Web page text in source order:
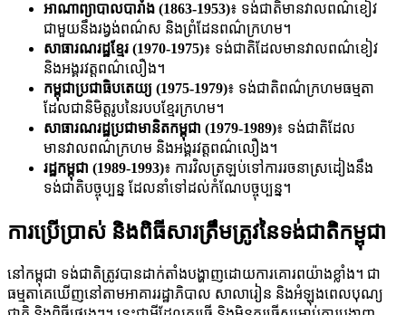
អាណាព្យាបាលបារាំង (1863-1953)៖ ទង់ជាតិមានវាលពណ៌ខៀវ
ជាមួយនឹងរង្វង់ពណ៌ស និងព្រំដែនពណ៌ក្រហម។
សាធារណរដ្ឋខ្មែរ (1970-1975)៖ ទង់ជាតិដែលមានវាលពណ៌ខៀវ
និងអង្គរវត្តពណ៌លឿង។
កម្ពុជាប្រជាធិបតេយ្យ (1975-1979)៖ ទង់ជាតិពណ៌ក្រហមធម្មតា
ដែលជានិមិត្តរូបនៃរបបខ្មែរក្រហម។
សាធារណរដ្ឋប្រជាមានិតកម្ពុជា (1979-1989)៖ ទង់ជាតិដែល
មានវាលពណ៌ក្រហម និងអង្គរវត្តពណ៌លឿង។
រដ្ឋកម្ពុជា (1989-1993)៖ ការវិលត្រឡប់ទៅការរចនាស្រដៀងនឹង
ទង់ជាតិបច្ចុប្បន្ន ដែលនាំទៅដល់កំណែបច្ចុប្បន្ន។
ការប្រើប្រាស់ និងពិធីសារត្រឹមត្រូវនៃទង់ជាតិកម្ពុជា
នៅកម្ពុជា ទង់ជាតិត្រូវបានដាក់តាំងបង្ហាញដោយការគោរពយ៉ាងខ្លាំង។ ជា
ធម្មតាគេឃើញនៅតាមអាគាររដ្ឋាភិបាល សាលារៀន និងអំឡុងពេលបុណ្យ